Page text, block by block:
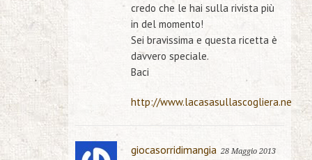
credo che le hai sulla rivista più
in del momento!
Sei bravissima e questa ricetta è
davvero speciale.
Baci
http://www.lacasasullascogliera.net
giocasorridimangia 28 Maggio 2013